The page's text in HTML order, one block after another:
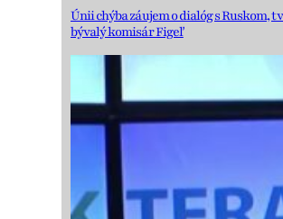
Únii chýba záujem o dialóg s Ruskom,
bývalý komisár Figeľ